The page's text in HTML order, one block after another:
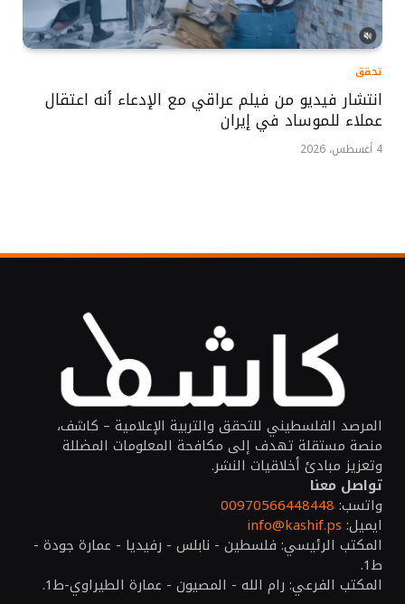
تحقق
انتشار فيديو من فيلم عراقي مع الإدعاء أنه اعتقال
عملاء للموساد في إيران
4 أغسطس، 2026
المرصد الفلسطيني للتحقق والتربية الإعلامية – كاشف،
منصة مستقلة تهدف إلى مكافحة المعلومات المضللة
وتعزيز مبادئ أخلاقيات النشر.
تواصل معنا
واتسب: 00970566448448
ايميل: info@kashif.ps
المكتب الرئيسي: فلسطين - نابلس - رفيديا - عمارة جودة -
ط1.
المكتب الفرعي: رام الله - المصيون - عمارة الطيراوي-ط1.